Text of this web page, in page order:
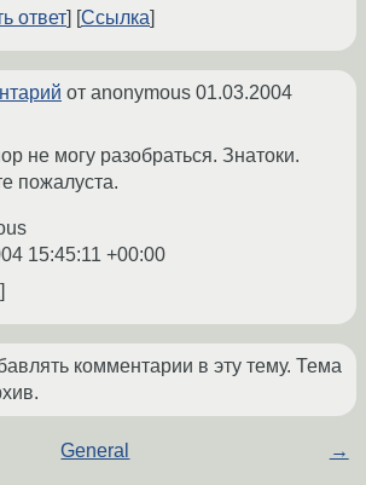
ответ
Ссылка
от anonymous 01.03.2004
не могу разобраться. Знатоки.
пожалуста.
15:45:11 +00:00
комментарии в эту тему. Тема
General →